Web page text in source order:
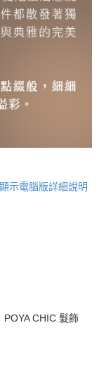
顯示電腦版詳細說明
POYA CHIC 髮飾